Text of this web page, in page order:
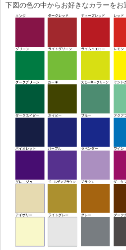
下図の色の中からお好きなカラーをお